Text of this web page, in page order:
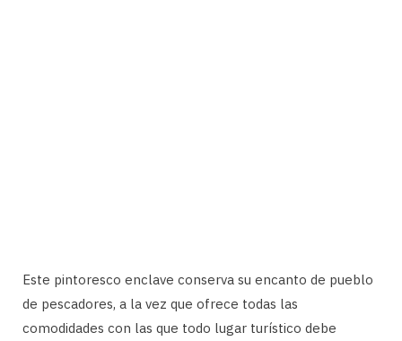
Este pintoresco enclave conserva su encanto de pueblo
de pescadores, a la vez que ofrece todas las
comodidades con las que todo lugar turístico debe